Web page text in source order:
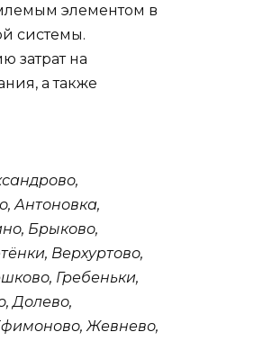
элементом в
системы.
затрат на
а также
Антоновка,
Брыково,
Верхуртово,
Гребеньки,
Долево,
Жевнево,